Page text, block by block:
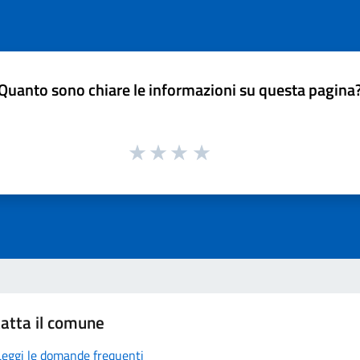
sono chiare le informazioni su questa
il comune
le domande frequenti